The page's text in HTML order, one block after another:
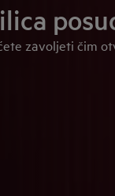
zavoljeti čim